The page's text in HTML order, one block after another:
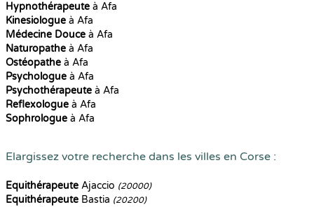
Hypnothérapeute à Afa
Kinesiologue à Afa
Médecine Douce à Afa
Naturopathe à Afa
Ostéopathe à Afa
Psychologue à Afa
Psychothérapeute à Afa
Reflexologue à Afa
Sophrologue à Afa
Elargissez votre recherche dans les villes en Corse :
Equithérapeute Ajaccio (20000)
Equithérapeute Bastia (20200)